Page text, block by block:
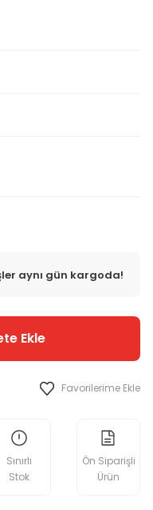
aynı gün kargoda!
Ekle
Sınırlı
Stok
Ön Siparişli
Ürün